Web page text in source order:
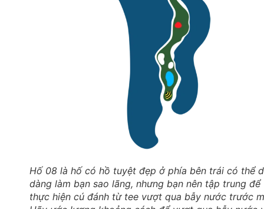
Hố 08 là hố có hồ tuyệt đẹp ở phía bên trái có thể
dàng làm bạn sao lãng, nhưng bạn nên tập trung để
thực hiện cú đánh từ tee vượt qua bẫy nước trước